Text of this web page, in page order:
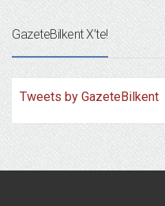
GazeteBilkent X’te!
Tweets by GazeteBilkent